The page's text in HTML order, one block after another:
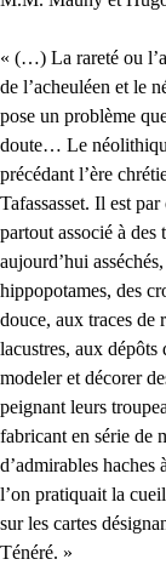
« (…) La rareté ou
de l’acheuléen et le
pose un problème
doute… Le
précédant l’ère
Tafassasset. Il est
partout associé à des
aujourd’hui
hippopotames, des
douce, aux traces de
lacustres, aux
modeler et décorer
peignant leurs
fabricant en série de
d’admirables haches
l’on pratiquait la
sur les cartes
Ténéré. »